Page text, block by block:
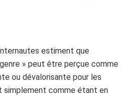
estiment que
» peut être perçue comme
ou dévalorisante pour les
simplement comme étant en